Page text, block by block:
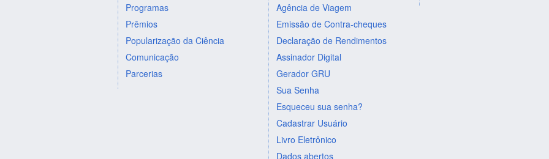
Programas
Prêmios
Popularização da Ciência
Comunicação
Parcerias
Agência de Viagem
Emissão de Contra-cheques
Declaração de Rendimentos
Assinador Digital
Gerador GRU
Sua Senha
Esqueceu sua senha?
Cadastrar Usuário
Livro Eletrônico
Dados abertos